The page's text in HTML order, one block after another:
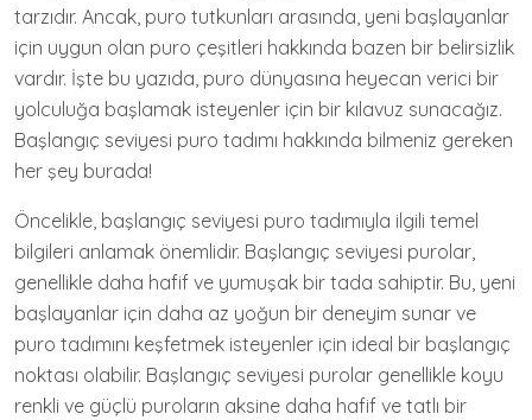
tarzıdır. Ancak, puro tutkunları arasında, yeni başlayanlar
için uygun olan puro çeşitleri hakkında bazen bir belirsizlik
vardır. İşte bu yazıda, puro dünyasına heyecan verici bir
yolculuğa başlamak isteyenler için bir kılavuz sunacağız.
Başlangıç seviyesi puro tadımı hakkında bilmeniz gereken
her şey burada!
Öncelikle, başlangıç seviyesi puro tadımıyla ilgili temel
bilgileri anlamak önemlidir. Başlangıç seviyesi purolar,
genellikle daha hafif ve yumuşak bir tada sahiptir. Bu, yeni
başlayanlar için daha az yoğun bir deneyim sunar ve
puro tadımını keşfetmek isteyenler için ideal bir başlangıç
noktası olabilir. Başlangıç seviyesi purolar genellikle koyu
renkli ve güçlü puroların aksine daha hafif ve tatlı bir